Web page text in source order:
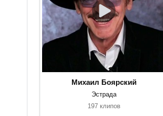
Михаил Боярский
Эстрада
197 клипов